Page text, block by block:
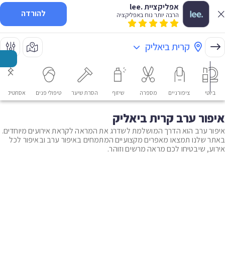
אפליקציית .lee
הרבה יותר נוח באפליקציה להורדה
קרית ביאליק
ביוטי ציפורניים מספרה שיזוף הסרת שיער טיפולי פנים אסתטיקה
איפור ערב קרית ביאליק
איפור ערב הוא הדרך המושלמת לשדרג את המראה לקראת אירועים מיוחדים.
באתר שלנו תמצאו מאפרים מקצועיים המתמחים באיפור ערב ובאיפור לכל
אירוע, שיבטיחו לכם מראה מרשים וזוהר.